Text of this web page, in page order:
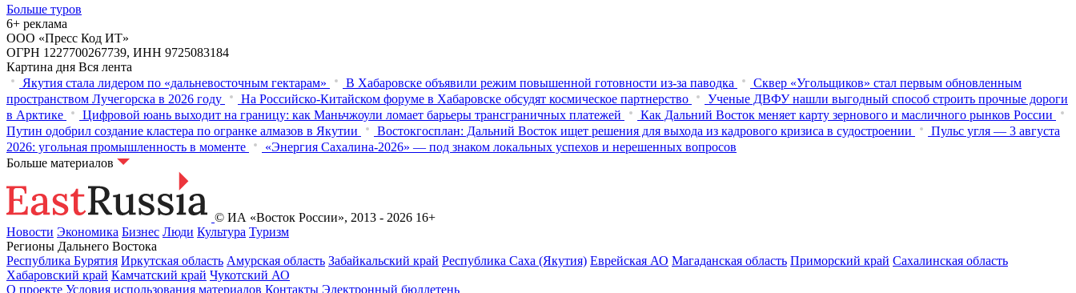
Больше туров
6+ реклама
ООО «Пресс Код ИТ»
ОГРН 1227700267739, ИНН 9725083184
Картина дня Вся лента
Якутия стала лидером по «дальневосточным гектарам»
В Хабаровске объявили режим повышенной готовности из‑за паводка
Сквер «Угольщиков» стал первым обновленным
пространством Лучегорска в 2026 году
На Российско-Китайском форуме в Хабаровске обсудят космическое партнерство
Ученые ДВФУ нашли выгодный способ строить прочные дороги
в Арктике
Цифровой юань выходит на границу: как Маньчжоули ломает барьеры трансграничных платежей
Как Дальний Восток меняет карту зернового и масличного рынков России
Путин одобрил создание кластера по огранке алмазов в Якутии
Востокгосплан: Дальний Восток ищет решения для выхода из кадрового кризиса в судостроении
Пульс угля — 3 августа
2026: угольная промышленность в моменте
«Энергия Сахалина-2026» — под знаком локальных успехов и нерешенных вопросов
Больше материалов
© ИА «Восток России», 2013 - 2026 16+
Новости Экономика Бизнес Люди Культура Туризм
Регионы Дальнего Востока
Республика Бурятия Иркутская область Амурская область Забайкальский край Республика Саха (Якутия) Еврейская АО Магаданская область Приморский край Сахалинская область
Хабаровский край Камчатский край Чукотский АО
О проекте Условия использования материалов Контакты Электронный бюллетень